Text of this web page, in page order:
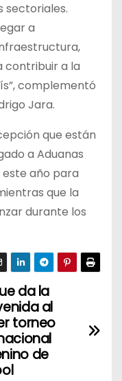
sectoriales.
a
contribuir a la
complementó
Jara.
que están
a Aduanas
año para
que la
durante los
da la
al
torneo
de